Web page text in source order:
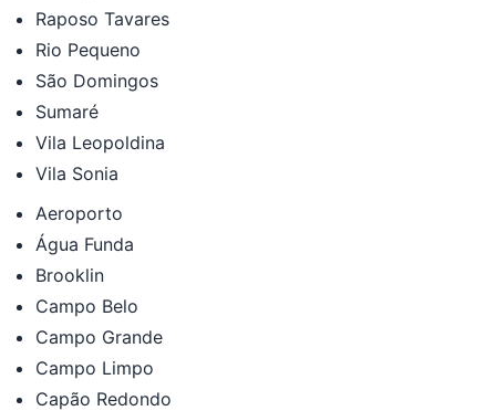
Raposo Tavares
Rio Pequeno
São Domingos
Sumaré
Vila Leopoldina
Vila Sonia
Aeroporto
Água Funda
Brooklin
Campo Belo
Campo Grande
Campo Limpo
Capão Redondo